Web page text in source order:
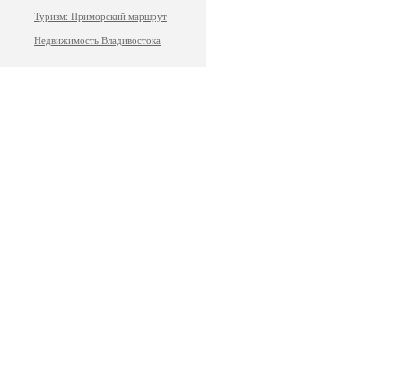
Туризм: Приморский маршрут
Недвижимость Владивостока